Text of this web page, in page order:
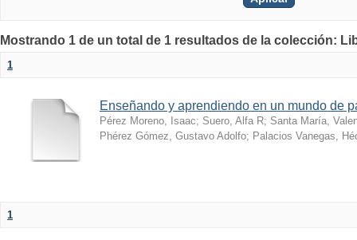
Mostrando 1 de un total de 1 resultados de la colección:
1
Enseñando y aprendiendo en un mundo de
Pérez Moreno, Isaac; Suero, Alfa R; Santa María,
Phérez Gómez, Gustavo Adolfo; Palacios Vanegas,
1